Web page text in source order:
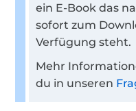
ein E-Book das
sofort zum
Verfügung steht.
Mehr
du in unseren